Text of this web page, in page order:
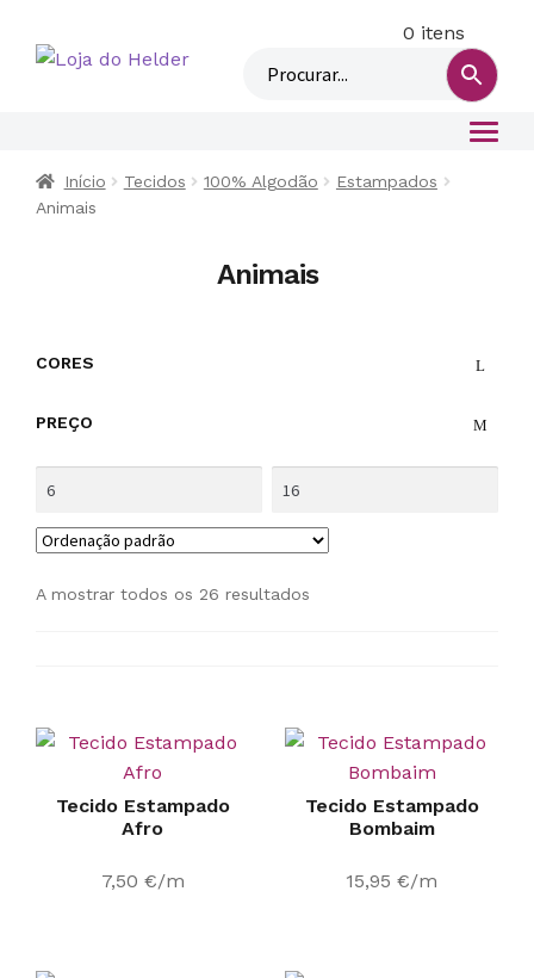
c
0 itens
Início Tecidos 100% Algodão
Estampados
Animais
Animais
CORES
PREÇO
A mostrar todos os 26 resultados
Tecido Estampado
Afro
7,50 €/m
Tecido Estampado
Bombaim
15,95 €/m